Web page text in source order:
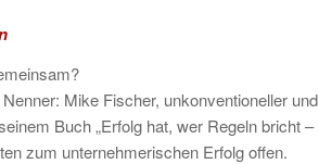
Mike Fischer, unkonventioneller und
Buch „Erfolg hat, wer Regeln bricht –
zum unternehmerischen Erfolg offen.